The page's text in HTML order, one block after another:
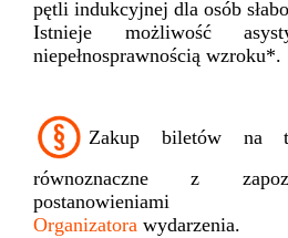
pętli indukcyjnej dla osób
Istnieje możliwość
niepełnosprawnością wzroku*.
Zakup biletów na
równoznaczne z
Organizatora wydarzenia.